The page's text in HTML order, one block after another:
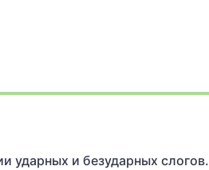
ударных и безударных слогов.